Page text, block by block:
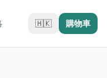
🇭🇰 購物車